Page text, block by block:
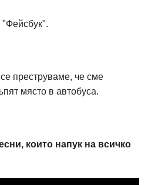
"Фейсбук".
преструваме, че сме
място в автобуса.
които напук на всичко